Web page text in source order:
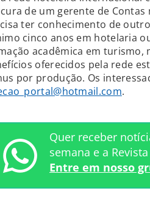
de um gerente de
ter conhecimento de
cinco anos em hotelaria
acadêmica em turismo,
oferecidos pela rede
por produção. Os
.
Quer receber
semana e a
Entre em nosso